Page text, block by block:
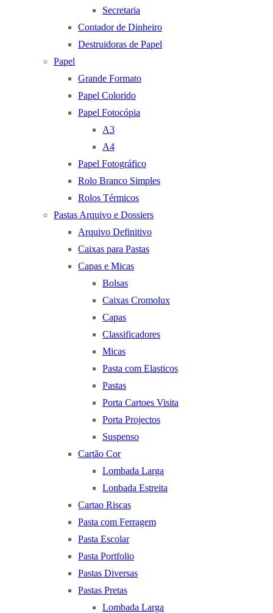
Secretaria
Contador de Dinheiro
Destruidoras de Papel
Papel
Grande Formato
Papel Colorido
Papel Fotocópia
A3
A4
Papel Fotográfico
Rolo Branco Simples
Rolos Térmicos
Pastas Arquivo e Dossiers
Arquivo Definitivo
Caixas para Pastas
Capas e Micas
Bolsas
Caixas Cromolux
Capas
Classificadores
Micas
Pasta com Elasticos
Pastas
Porta Cartoes Visita
Porta Projectos
Suspenso
Cartão Cor
Lombada Larga
Lonbada Estreita
Cartao Riscas
Pasta com Ferragem
Pasta Escolar
Pasta Portfolio
Pastas Diversas
Pastas Pretas
Lombada Larga